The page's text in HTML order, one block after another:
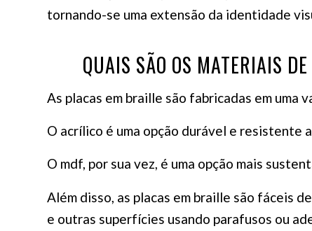
tornando-se uma extensão da identidade
QUAIS SÃO OS MATERIAIS
As placas em braille são fabricadas em uma
O acrílico é uma opção durável e resistente
O mdf, por sua vez, é uma opção mais
Além disso, as placas em braille são fáceis
e outras superfícies usando parafusos ou